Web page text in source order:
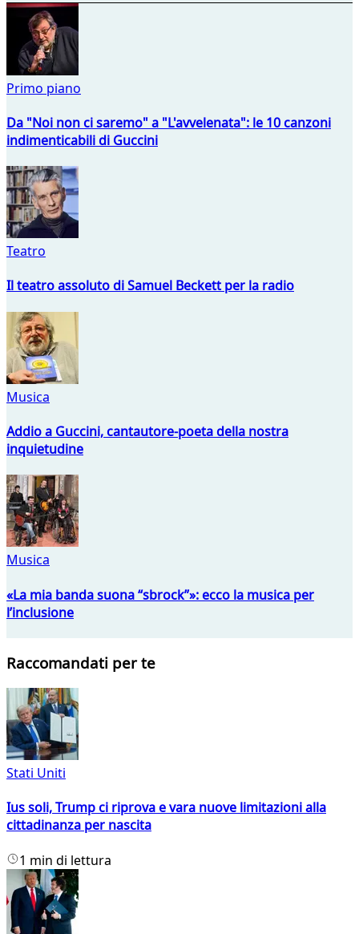
Primo piano
Da "Noi non ci saremo" a "L'avvelenata": le 10 canzoni
indimenticabili di Guccini
Teatro
Il teatro assoluto di Samuel Beckett per la radio
Musica
Addio a Guccini, cantautore-poeta della nostra
inquietudine
Musica
«La mia banda suona “sbrock”»: ecco la musica per
l’inclusione
Raccomandati per te
Stati Uniti
Ius soli, Trump ci riprova e vara nuove limitazioni alla
cittadinanza per nascita
1 min di lettura